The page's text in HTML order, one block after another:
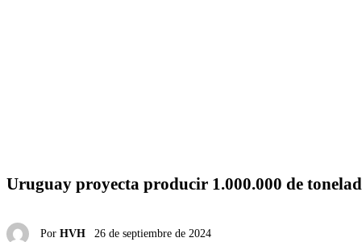
Uruguay proyecta producir 1.000.000 de
Por HVH 26 de septiembre de 2024